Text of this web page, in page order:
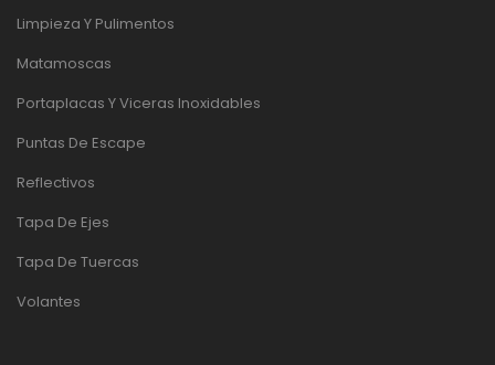
Limpieza Y Pulimentos
Matamoscas
Portaplacas Y Viceras Inoxidables
Puntas De Escape
Reflectivos
Tapa De Ejes
Tapa De Tuercas
Volantes